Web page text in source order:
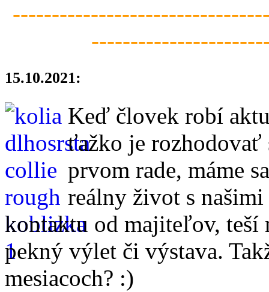
15.10.2021:
Keď človek robí
ťažko je rozhodovať
prvom rade, máme
reálny život s
kontaktu od majiteľov, teší
pekný výlet či výstava.
mesiacoch? :)